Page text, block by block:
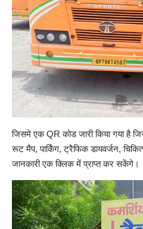
जिसमे एक QR कोड जारी किया गया है
रूट मैप, पार्किंग, ट्रैफिक डायवर्जन,
जानकारी एक क्लिक में प्राप्त कर सकेंगे।